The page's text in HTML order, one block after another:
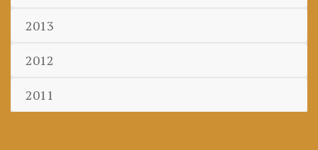
2013
2012
2011